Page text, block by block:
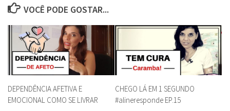
VOCÊ PODE GOSTAR...
DEPENDÊNCIA AFETIVA E
EMOCIONAL COMO SE LIVRAR
CHEGO LÁ EM 1 SEGUNDO
#alineresponde EP.15